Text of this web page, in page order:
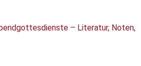
– Literatur, Noten,